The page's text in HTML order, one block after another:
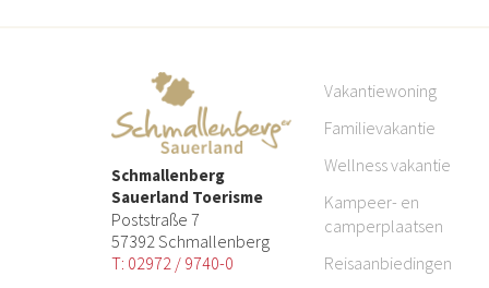
Schmallenberg
Sauerland Toerisme
Poststraße 7
57392 Schmallenberg
T: 02972 / 9740-0
Vakantiewoning
Familievakantie
Wellness vakantie
Kampeer- en
camperplaatsen
Reisaanbiedingen